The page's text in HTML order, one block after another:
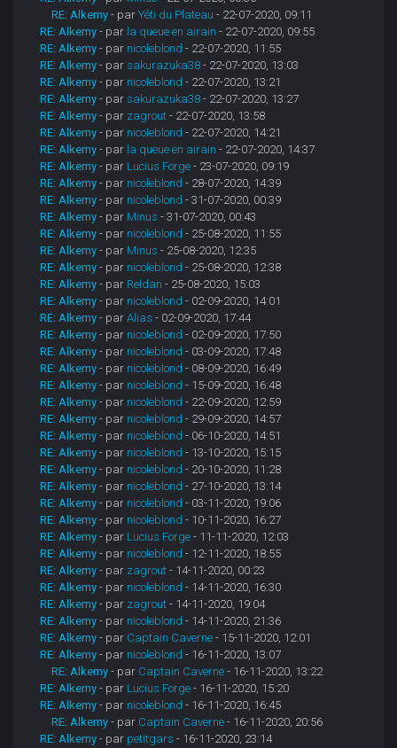
RE: Alkemy - parYéti du Plateau - 22-07-2020, 09:11
RE: Alkemy - par la queue en airain - 22-07-2020, 09:55
RE: Alkemy - par nicoleblond - 22-07-2020, 11:55
RE: Alkemy - par sakurazuka38 - 22-07-2020, 13:03
RE: Alkemy - par nicoleblond - 22-07-2020, 13:21
RE: Alkemy - par sakurazuka38 - 22-07-2020, 13:27
RE: Alkemy - par zagrout - 22-07-2020, 13:58
RE: Alkemy - par nicoleblond - 22-07-2020, 14:21
RE: Alkemy - par la queue en airain - 22-07-2020, 14:37
RE: Alkemy - par Lucius Forge - 23-07-2020, 09:19
RE: Alkemy - par nicoleblond - 28-07-2020, 14:39
RE: Alkemy - par nicoleblond - 31-07-2020, 00:39
RE: Alkemy - par Minus - 31-07-2020, 00:43
RE: Alkemy - par nicoleblond - 25-08-2020, 11:55
RE: Alkemy - par Minus - 25-08-2020, 12:35
RE: Alkemy - par nicoleblond - 25-08-2020, 12:38
RE: Alkemy - par Reldan - 25-08-2020, 15:03
RE: Alkemy - par nicoleblond - 02-09-2020, 14:01
RE: Alkemy - parAlias - 02-09-2020, 17:44
RE: Alkemy - par nicoleblond - 02-09-2020, 17:50
RE: Alkemy - par nicoleblond - 03-09-2020, 17:48
RE: Alkemy - par nicoleblond - 08-09-2020, 16:49
RE: Alkemy - par nicoleblond - 15-09-2020, 16:48
RE: Alkemy - par nicoleblond - 22-09-2020, 12:59
RE: Alkemy - par nicoleblond - 29-09-2020, 14:57
RE: Alkemy - par nicoleblond - 06-10-2020, 14:51
RE: Alkemy - par nicoleblond - 13-10-2020, 15:15
RE: Alkemy - par nicoleblond - 20-10-2020, 11:28
RE: Alkemy - par nicoleblond - 27-10-2020, 13:14
RE: Alkemy - par nicoleblond - 03-11-2020, 19:06
RE: Alkemy - par nicoleblond - 10-11-2020, 16:27
RE: Alkemy - par Lucius Forge - 11-11-2020, 12:03
RE: Alkemy - par nicoleblond - 12-11-2020, 18:55
RE: Alkemy - par zagrout - 14-11-2020, 00:23
RE: Alkemy - par nicoleblond - 14-11-2020, 16:30
RE: Alkemy - par zagrout - 14-11-2020, 19:04
RE: Alkemy - par nicoleblond - 14-11-2020, 21:36
RE: Alkemy - par Captain Caverne - 15-11-2020, 12:01
RE: Alkemy - par nicoleblond - 16-11-2020, 13:07
RE: Alkemy - par Captain Caverne - 16-11-2020, 13:22
RE: Alkemy - par Lucius Forge - 16-11-2020, 15:20
RE: Alkemy - par nicoleblond - 16-11-2020, 16:45
RE: Alkemy - par Captain Caverne - 16-11-2020, 20:56
RE: Alkemy - par petitgars - 16-11-2020, 23:14